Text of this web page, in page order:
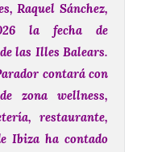
Raquel Sánchez,
la fecha de
las Illes Balears.
contará con
zona wellness,
restaurante,
Ibiza ha contado